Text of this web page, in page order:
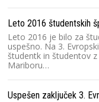
Leto 2016 študentskih
Leto 2016 je bilo za
uspešno. Na 3.
študentk in študentov
Mariboru…
Uspešen zaključek 3.